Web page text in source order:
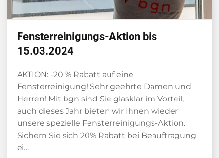
Fensterreinigungs-Aktion bis
15.03.2024
AKTION: -20 % Rabatt auf eine
Fensterreinigung! Sehr geehrte Damen und
Herren! Mit bgn sind Sie glasklar im Vorteil,
auch dieses Jahr bieten wir Ihnen wieder
unsere spezielle Fensterreinigungs-Aktion.
Sichern Sie sich 20% Rabatt bei Beauftragung
ei…